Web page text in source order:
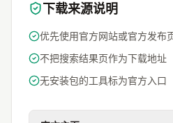
下载来源说明
优先使用官方网站或官方发布
不把搜索结果页作为下载地址
无安装包的工具标为官方入口